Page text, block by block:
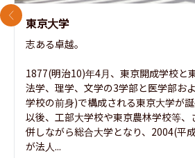
東京大学
志ある卓越。
1877(明治10)年4月、東京開成学校と
法学、理学、文学の3学部と医学部お
学校の前身)で構成される東京大学が誕
以後、工部大学校や東京農林学校等、
併しながら総合大学となり、2004(平
が法人...
前のスライド